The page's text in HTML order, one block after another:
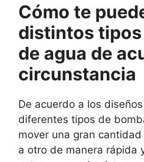
Cómo te
distintos
de agua de
circunstancia
De acuerdo a los
diferentes tipos de
mover una gran
a otro de manera rápida